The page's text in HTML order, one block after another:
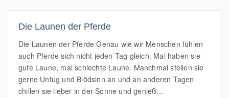
Die Launen der Pferde
Die Launen der Pferde Genau wie wir Menschen fühlen
auch Pferde sich nicht jeden Tag gleich. Mal haben sie
gute Laune, mal schlechte Laune. Manchmal stellen sie
gerne Unfug und Blödsinn an und an anderen Tagen
chillen sie lieber in der Sonne und genieß...